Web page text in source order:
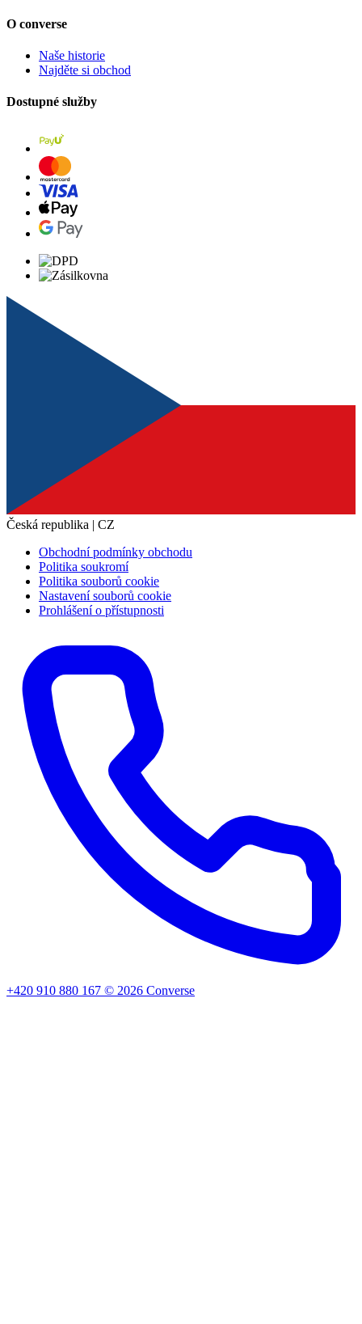
O converse
Naše historie
Najděte si obchod
Dostupné služby
Česká republika | CZ
Obchodní podmínky obchodu
Politika soukromí
Politika souborů cookie
Nastavení souborů cookie
Prohlášení o přístupnosti
+420 910 880 167 © 2026 Converse